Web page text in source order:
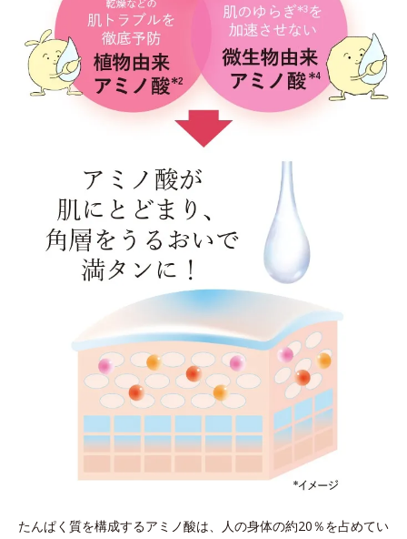
たんぱく質を構成するアミノ酸は、人の身体の約20％を占めてい